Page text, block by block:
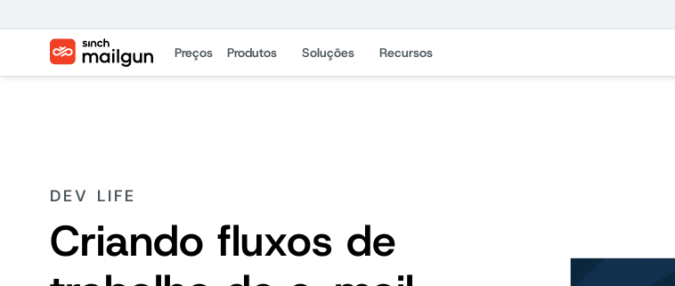
Preços Produtos Soluções Recursos
DEV LIFE
Criando fluxos de